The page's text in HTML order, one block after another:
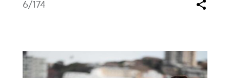
6/174